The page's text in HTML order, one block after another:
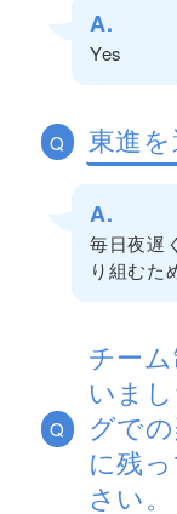
A.
Yes
Q 東進
A.
毎日夜遅
り組むた
Q
チー
いま
グで
に残
さい。